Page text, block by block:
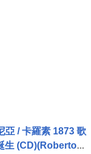
亞 / 卡羅素 1873 歌
生 (CD)(Roberto A